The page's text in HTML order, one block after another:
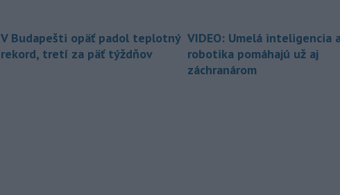
V Budapešti opäť padol teplotný
rekord, tretí za päť týždňov
VIDEO: Umelá inteligencia
robotika pomáhajú už aj
záchranárom